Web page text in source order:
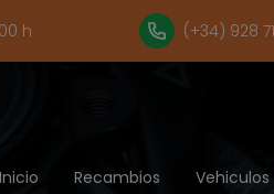
h (+34) 928
Inicio Recambios Vehiculos